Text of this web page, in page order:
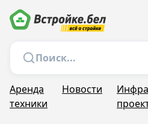
Аренда
техники
Новости